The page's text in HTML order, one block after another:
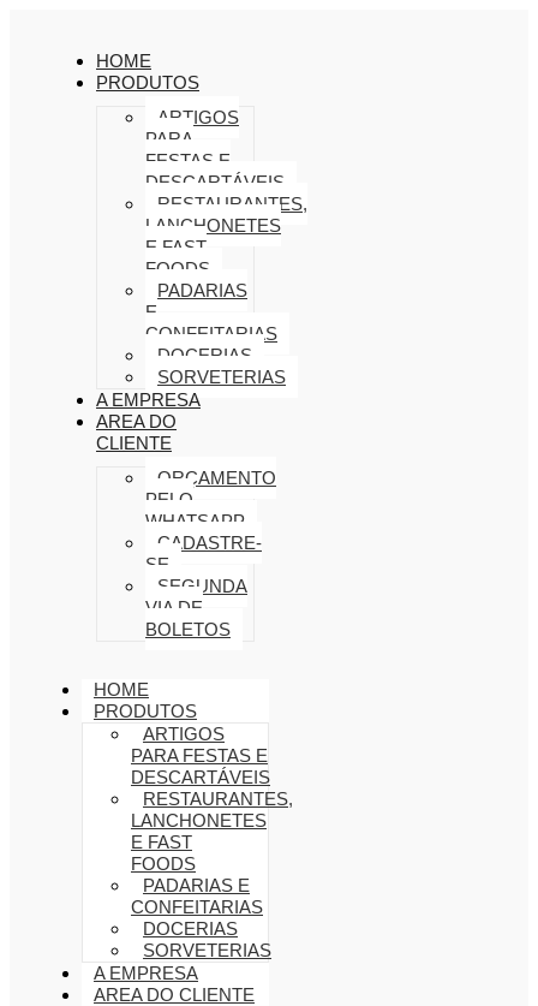
HOME
PRODUTOS
ARTIGOS
PARA
FESTAS E
DESCARTÁVEIS
RESTAURANTES,
LANCHONETES
E FAST
FOODS
PADARIAS
E
CONFEITARIAS
DOCERIAS
SORVETERIAS
A EMPRESA
AREA DO
CLIENTE
ORÇAMENTO
PELO
WHATSAPP
CADASTRE-
SE
SEGUNDA
VIA DE
BOLETOS
HOME
PRODUTOS
ARTIGOS
PARA FESTAS E
DESCARTÁVEIS
RESTAURANTES,
LANCHONETES
E FAST
FOODS
PADARIAS E
CONFEITARIAS
DOCERIAS
SORVETERIAS
A EMPRESA
AREA DO CLIENTE